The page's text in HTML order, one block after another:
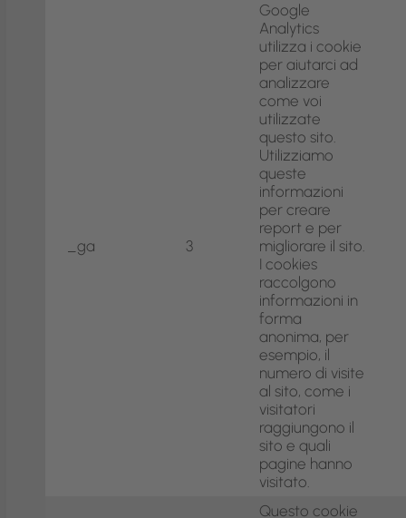
_ga 3
Google
Analytics
utilizza i cookie
per aiutarci ad
analizzare
come voi
utilizzate
questo sito.
Utilizziamo
queste
informazioni
per creare
report e per
migliorare il sito.
I cookies
raccolgono
informazioni in
forma
anonima, per
esempio, il
numero di visite
al sito, come i
visitatori
raggiungono il
sito e quali
pagine hanno
visitato.
Questo cookie